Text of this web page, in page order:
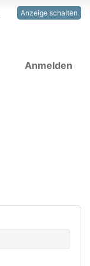
Anzeige schalten
Anmelden